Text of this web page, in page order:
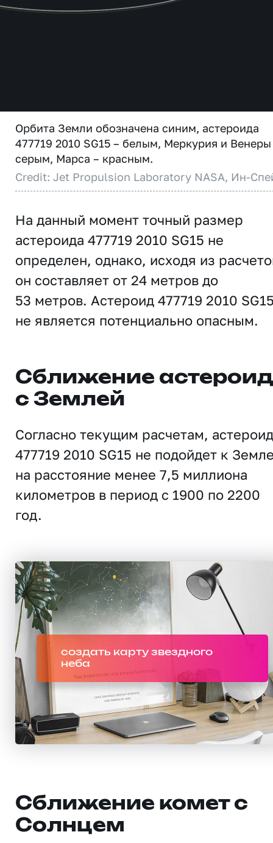
Орбита Земли обозначена синим, астероида
477719 2010 SG15 – белым, Меркурия и Венеры
серым, Марса – красным.
Credit: Jet Propulsion Laboratory NASA, Ин-
На данный момент точный размер
астероида 477719 2010 SG15 не
определен, однако, исходя из
он составляет от 24 метров до
53 метров. Астероид 477719 2010
не является потенциально опасным.
Сближение
с Землей
Согласно текущим расчетам, астероид
477719 2010 SG15 не подойдет к
на расстояние менее 7,5 миллиона
километров в период с 1900 по 2200
год.
создать карту звездного
неба
Сближение комет с
Солнцем